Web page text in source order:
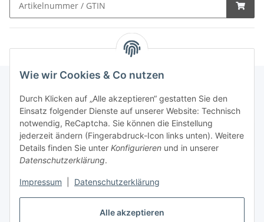
Alle akzeptieren
Wie wir Cookies & Co nutzen
Durch Klicken auf „Alle akzeptieren“ gestatten Sie den
Einsatz folgender Dienste auf unserer Website: Technisch
notwendig, ReCaptcha. Sie können die Einstellung
jederzeit ändern (Fingerabdruck-Icon links unten). Weitere
Details finden Sie unter Konfigurieren und in unserer
Datenschutzerklärung.
Impressum Datenschutzerklärung
Schnellkauf